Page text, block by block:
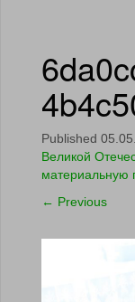
Published
Великой
материальную
← Previous